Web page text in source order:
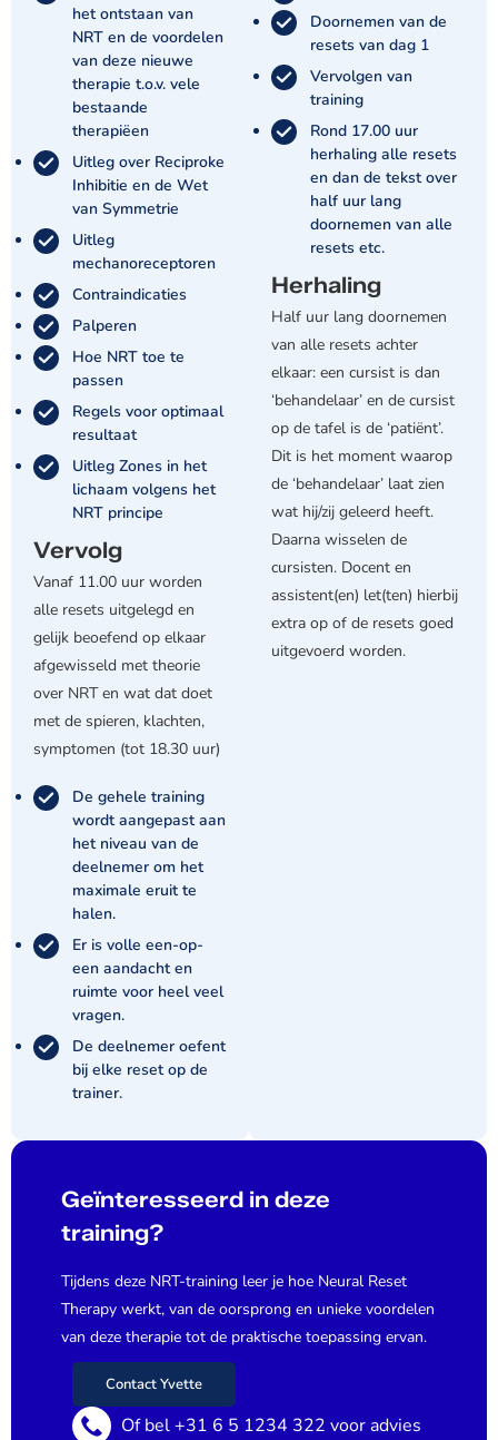
het ontstaan van
NRT en de voordelen
van deze nieuwe
therapie t.o.v. vele
bestaande
therapiëen
Uitleg over Reciproke
Inhibitie en de Wet
van Symmetrie
Uitleg
mechanoreceptoren
Contraindicaties
Palperen
Hoe NRT toe te
passen
Regels voor optimaal
resultaat
Uitleg Zones in het
lichaam volgens het
NRT principe
Vervolg
Vanaf 11.00 uur worden
alle resets uitgelegd en
gelijk beoefend op elkaar
afgewisseld met theorie
over NRT en wat dat doet
met de spieren, klachten,
symptomen (tot 18.30 uur)
De gehele training
wordt aangepast aan
het niveau van de
deelnemer om het
maximale eruit te
halen.
Er is volle een-op-
een aandacht en
ruimte voor heel veel
vragen.
De deelnemer oefent
bij elke reset op de
trainer.
Doornemen van de
resets van dag 1
Vervolgen van
training
Rond 17.00 uur
herhaling alle resets
en dan de tekst over
half uur lang
doornemen van alle
resets etc.
Herhaling
Half uur lang doornemen
van alle resets achter
elkaar: een cursist is dan
‘behandelaar’ en de cursist
op de tafel is de ‘patiënt’.
Dit is het moment waarop
de ‘behandelaar’ laat zien
wat hij/zij geleerd heeft.
Daarna wisselen de
cursisten. Docent en
assistent(en) let(ten) hierbij
extra op of de resets goed
uitgevoerd worden.
Geïnteresseerd in deze
training?
Tijdens deze NRT-training leer je hoe Neural Reset
Therapy werkt, van de oorsprong en unieke voordelen
van deze therapie tot de praktische toepassing ervan.
Contact Yvette
Of bel +31 6 5 1234 322 voor advies